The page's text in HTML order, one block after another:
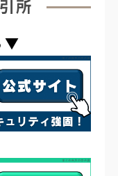
所
▼